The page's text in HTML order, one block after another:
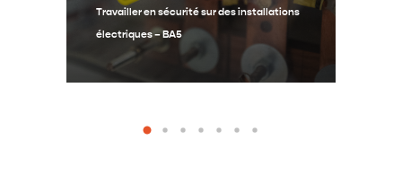
Travailler en sécurité sur des installations
électriques – BA5